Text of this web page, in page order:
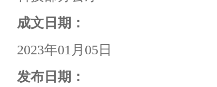
成文日期：
2023年01月05日
发布日期：